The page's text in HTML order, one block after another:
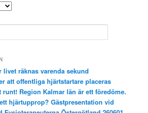
livet räknas varenda sekund
att offentliga hjärtstartare placeras
Region Kalmar län är ett föredöme.
hjärtupprop? Gästpresentation vid